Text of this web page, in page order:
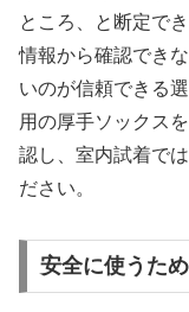
ところ、と断定で
情報から確認でき
いのが信頼できる
用の厚手ソックス
認し、室内試着で
ださい。
安全に使うた